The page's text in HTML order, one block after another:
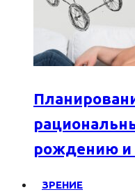
рождению и
ЗРЕНИЕ